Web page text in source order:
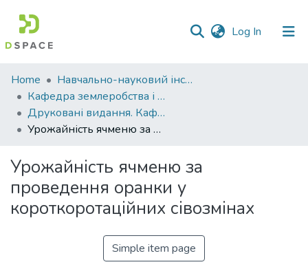
Log In (current)
Communities
&
Collections
All of DSpace
Statistics
Home
Навчально-науковий інститут агротехнологій, селекції та екології
Кафедра землеробства і агрохімії ім. В.І.Сазанова
Друковані видання. Кафедра землеробства і агрохімії ім. В.І.Сазанова
Урожайність ячменю за проведення оранки у короткоротаційних сівозмінах
Урожайність ячменю за
проведення оранки у
короткоротаційних сівозмінах
Simple item page